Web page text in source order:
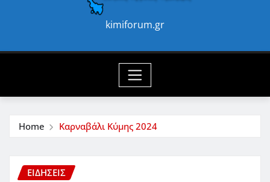
kimiforum.gr
Home Καρναβάλι Κύμης 2024
ΕΙΔΗΣΕΙΣ